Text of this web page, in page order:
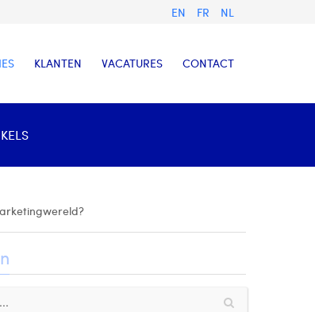
EN FR NL
KLANTEN VACATURES CONTACT